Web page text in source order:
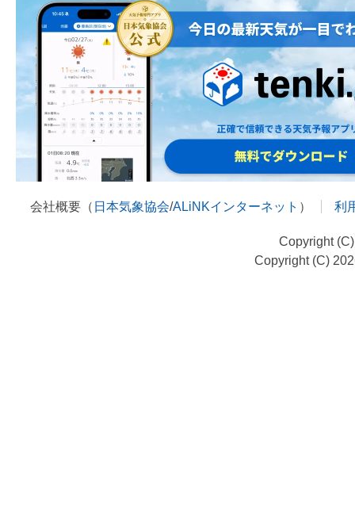
会社概要（ 日本気象協会/ALiNKインターネット ） 利
Copyright
Copyright (C)